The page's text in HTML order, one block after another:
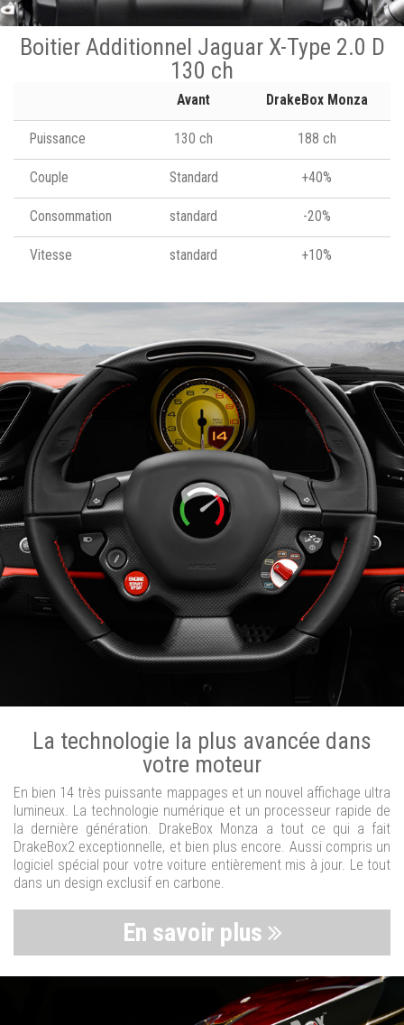
Boitier Additionnel Jaguar X-Type 2.0 D
130 ch
Avant DrakeBox Monza
Puissance 130 ch 188 ch
Couple Standard +40%
Consommation standard -20%
Vitesse standard +10%
La technologie la plus avancée dans
votre moteur
En bien 14 très puissante mappages et un nouvel affichage ultra
lumineux. La technologie numérique et un processeur rapide de
la dernière génération. DrakeBox Monza a tout ce qui a fait
DrakeBox2 exceptionnelle, et bien plus encore. Aussi compris un
logiciel spécial pour votre voiture entièrement mis à jour. Le tout
dans un design exclusif en carbone.
En savoir plus